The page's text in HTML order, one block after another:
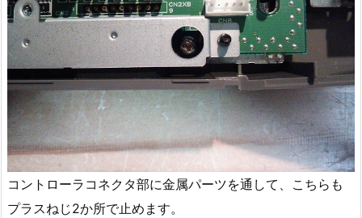
コントローラコネクタ部に金属パーツを通して、こちらも
プラスねじ2か所で止めます。